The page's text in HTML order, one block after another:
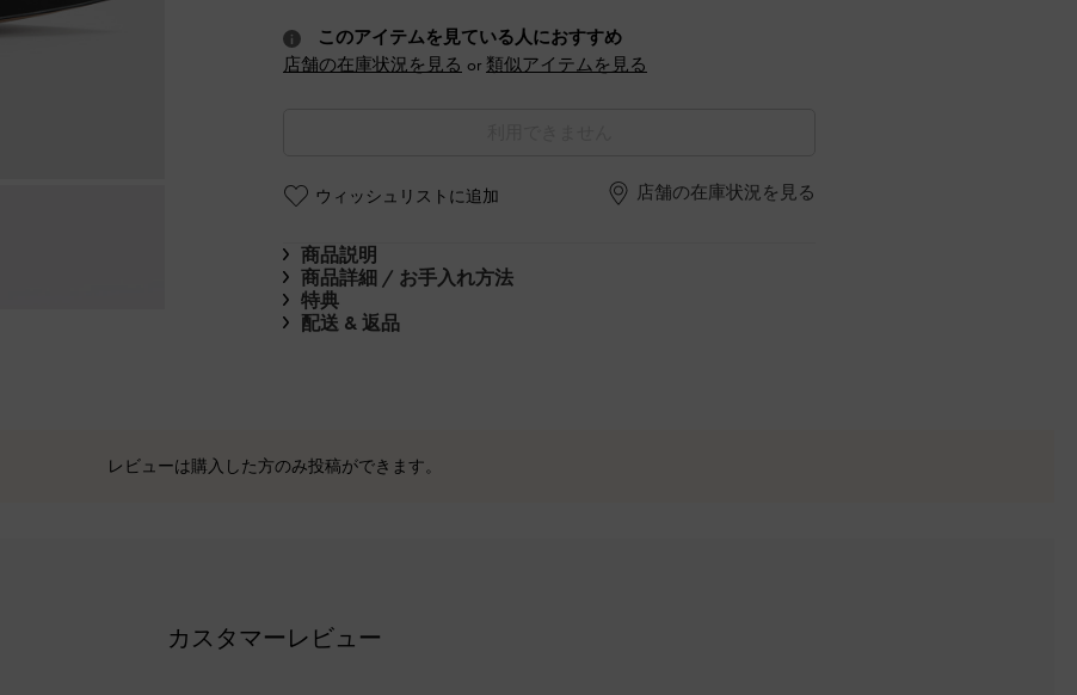
このアイテムを見ている人におすすめ
店舗の在庫状況を見る or 類似アイテムを見る
ウィッシュリストに追加 店舗の在庫状況を見る
商品説明
商品詳細 / お手入れ方法
特典
配送 & 返品
レビューは購入した方のみ投稿ができます。
カスタマーレビュー